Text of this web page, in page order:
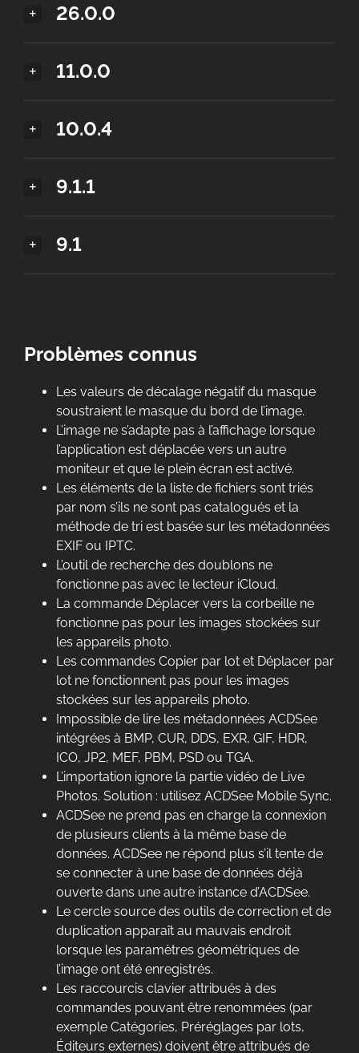
26.0.0
11.0.0
10.0.4
9.1.1
9.1
Problèmes connus
Les valeurs de décalage négatif du masque
soustraient le masque du bord de l’image.
L’image ne s’adapte pas à l’affichage lorsque
l’application est déplacée vers un autre
moniteur et que le plein écran est activé.
Les éléments de la liste de fichiers sont triés
par nom s’ils ne sont pas catalogués et la
méthode de tri est basée sur les métadonnées
EXIF ou IPTC.
L’outil de recherche des doublons ne
fonctionne pas avec le lecteur iCloud.
La commande Déplacer vers la corbeille ne
fonctionne pas pour les images stockées sur
les appareils photo.
Les commandes Copier par lot et Déplacer par
lot ne fonctionnent pas pour les images
stockées sur les appareils photo.
Impossible de lire les métadonnées ACDSee
intégrées à BMP, CUR, DDS, EXR, GIF, HDR,
ICO, JP2, MEF, PBM, PSD ou TGA.
L’importation ignore la partie vidéo de Live
Photos. Solution : utilisez ACDSee Mobile Sync.
ACDSee ne prend pas en charge la connexion
de plusieurs clients à la même base de
données. ACDSee ne répond plus s’il tente de
se connecter à une base de données déjà
ouverte dans une autre instance d’ACDSee.
Le cercle source des outils de correction et de
duplication apparaît au mauvais endroit
lorsque les paramètres géométriques de
l’image ont été enregistrés.
Les raccourcis clavier attribués à des
commandes pouvant être renommées (par
exemple Catégories, Préréglages par lots,
Éditeurs externes) doivent être attribués de